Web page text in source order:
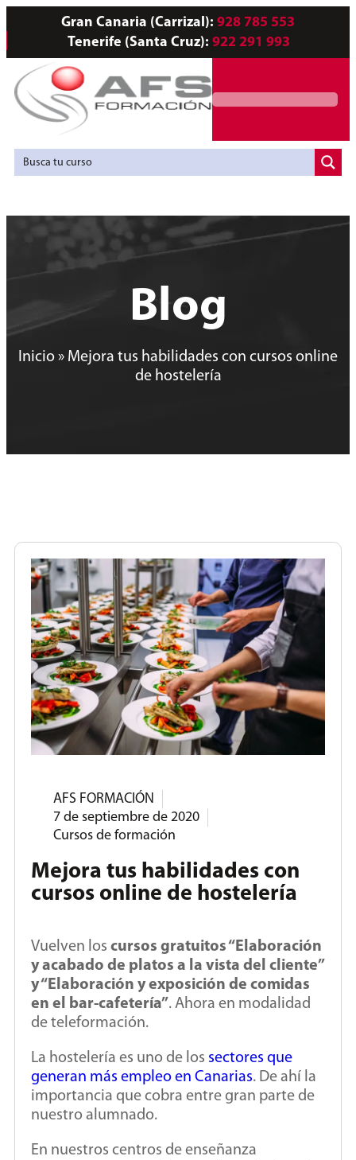
Gran Canaria (Carrizal): 928 785 553
Tenerife (Santa Cruz): 922 291 993
Blog
Inicio » Mejora tus habilidades con cursos online
de hostelería
AFS FORMACIÓN
7 de septiembre de 2020
Cursos de formación
Mejora tus habilidades con
cursos online de hostelería
Vuelven los cursos gratuitos “Elaboración
y acabado de platos a la vista del cliente”
y “Elaboración y exposición de comidas
en el bar-cafetería”. Ahora en modalidad
de teleformación.
La hostelería es uno de los sectores que
generan más empleo en Canarias. De ahí la
importancia que cobra entre gran parte de
nuestro alumnado.
En nuestros centros de enseñanza